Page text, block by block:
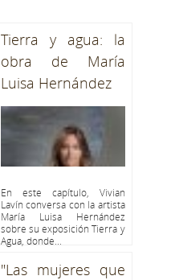
Tierra y agua: la
obra de María
Luisa Hernández
En este capítulo, Vivian
Lavín conversa con la artista
María Luisa Hernández
sobre su exposición Tierra y
Agua, donde...
"Las mujeres que